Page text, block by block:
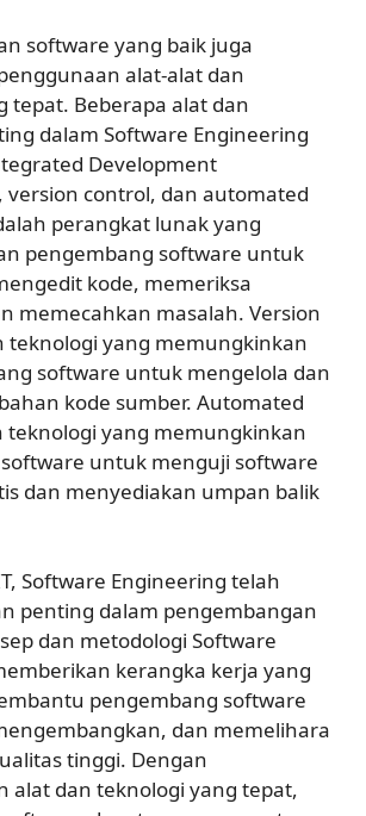
software yang baik juga
alat-alat dan
tepat. Beberapa alat dan
dalam Software Engineering
Development
version control, dan automated
perangkat lunak yang
pengembang software untuk
kode, memeriksa
memecahkan masalah. Version
teknologi yang memungkinkan
software untuk mengelola dan
kode sumber. Automated
teknologi yang memungkinkan
untuk menguji software
dan menyediakan umpan balik
Software Engineering telah
penting dalam pengembangan
dan metodologi Software
kerangka kerja yang
pengembang software
dan memelihara
tinggi. Dengan
alat dan teknologi yang tepat,